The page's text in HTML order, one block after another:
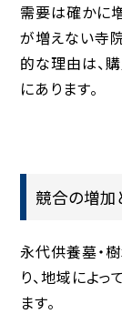
需要は確かに
が増えない寺
的な理由は、
にあります。
競合の増加
永代供養墓・
り、地域によっ
ます。